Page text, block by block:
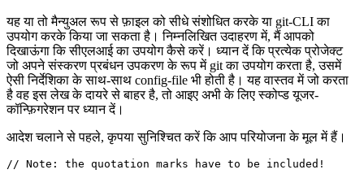
कॉन्फिग फाइल को अपडेट कर रहा है
यह या तो मैन्युअल रूप से फ़ाइल को सीधे संशोधित करके या git-CLI का
उपयोग करके किया जा सकता है। निम्नलिखित उदाहरण में, मैं आपको
दिखाऊंगा कि सीएलआई का उपयोग कैसे करें। ध्यान दें कि प्रत्येक प्रोजेक्ट
जो अपने संस्करण प्रबंधन उपकरण के रूप में git का उपयोग करता है, उसमें
ऐसी निर्देशिका के साथ-साथ config-file भी होती है। यह वास्तव में जो करता
है वह इस लेख के दायरे से बाहर है, तो आइए अभी के लिए स्कोप्ड यूजर-
कॉन्फ़िगरेशन पर ध्यान दें।